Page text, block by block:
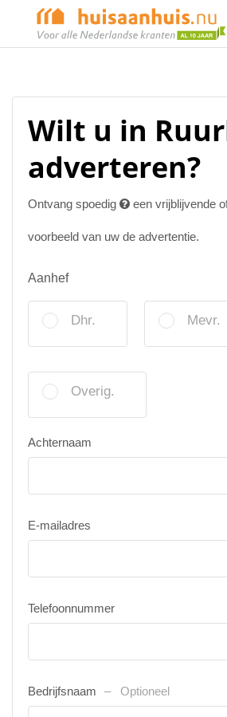
Wilt u in
adverteren?
Ontvang spoedig een vrijblijvende
voorbeeld van uw de advertentie.
Aanhef
Dhr. Mevr.
Overig.
Achternaam
E-mailadres
Telefoonnummer
Bedrijfsnaam Optioneel